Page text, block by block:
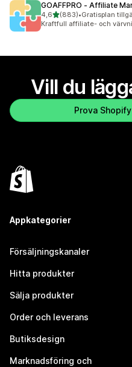
GOAFFPRO ‑ Affiliate
4,6av 5 stjärnor
(883)
883 recensioner totalt
•Gratisplan
Kraftfull affiliate- och
Vill du
Prova
Appkategorier
Försäljningskanaler
Hitta produkter
Sälja produkter
Order och leverans
Butiksdesign
Marknadsföring och